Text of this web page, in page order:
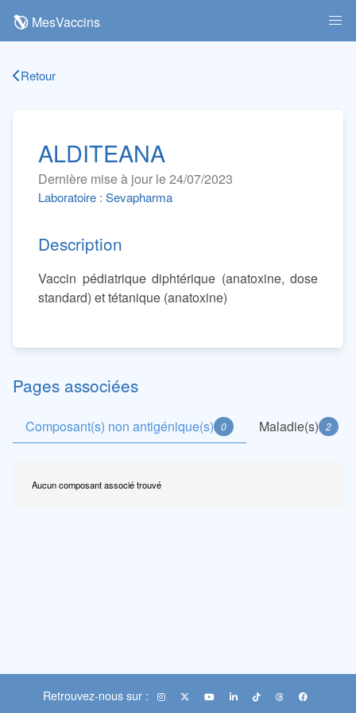
MesVaccins
Retour
ALDITEANA
Dernière mise à jour le 24/07/2023
Laboratoire : Sevapharma
Description
Vaccin pédiatrique diphtérique (anatoxine, dose
standard) et tétanique (anatoxine)
Pages associées
Composant(s) non antigénique(s) 0 Maladie(s) 2
Aucun composant associé trouvé
Retrouvez-nous sur :